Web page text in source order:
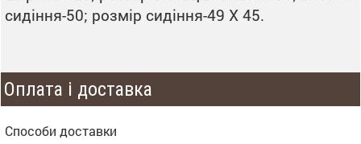
сидіння-50; розмір сидіння-49 Х 45.
Оплата і доставка
Способи доставки